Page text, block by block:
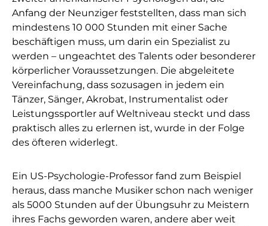
Anfang der Neunziger feststellten, dass man sich
mindestens 10 000 Stunden mit einer Sache
beschäftigen muss, um darin ein Spezialist zu
werden – ungeachtet des Talents oder besonderer
körperlicher Voraussetzungen. Die abgeleitete
Vereinfachung, dass sozusagen in jedem ein
Tänzer, Sänger, Akrobat, Instrumentalist oder
Leistungssportler auf Weltniveau steckt und dass
praktisch alles zu erlernen ist, wurde in der Folge
des öfteren widerlegt.
Ein US-Psychologie-Professor fand zum Beispiel
heraus, dass manche Musiker schon nach weniger
als 5000 Stunden auf der Übungsuhr zu Meistern
ihres Fachs geworden waren, andere aber weit